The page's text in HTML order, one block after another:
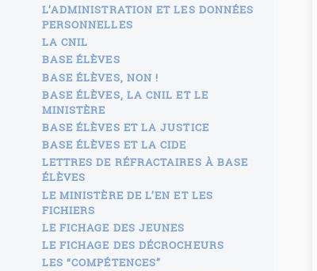
L’ADMINISTRATION ET LES DONNÉES
PERSONNELLES
LA CNIL
BASE ÉLÈVES
BASE ÉLÈVES, NON !
BASE ÉLÈVES, LA CNIL ET LE
MINISTÈRE
BASE ÉLÈVES ET LA JUSTICE
BASE ÉLÈVES ET LA CIDE
LETTRES DE RÉFRACTAIRES À BASE
ÉLÈVES
LE MINISTÈRE DE L’EN ET LES
FICHIERS
LE FICHAGE DES JEUNES
LE FICHAGE DES DÉCROCHEURS
LES “COMPÉTENCES”